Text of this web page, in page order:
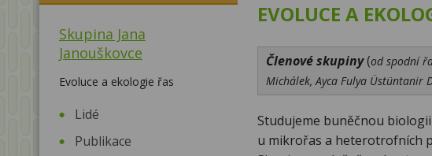
Skupina Jana
Janouškovce
Evoluce a ekologie řas
Lidé
Publikace
EVOLUCE A
Členové skupiny(od spodní
Michálek, Ayca Fulya Üstüntanir
Studujeme buněčnou
u mikrořas a heterotrofních